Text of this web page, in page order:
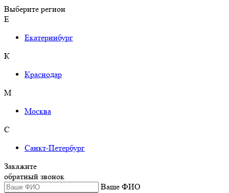
Выберите регион
Е
Екатеринбург
К
Краснодар
М
Москва
С
Санкт-Петербург
Закажите
обратный звонок
Ваше ФИО